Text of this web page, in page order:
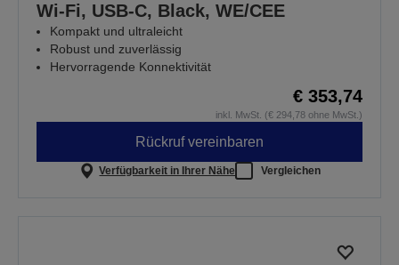
Wi-Fi, USB-C, Black, WE/CEE
Kompakt und ultraleicht
Robust und zuverlässig
Hervorragende Konnektivität
€ 353,74
inkl. MwSt. (€ 294,78 ohne MwSt.)
Rückruf vereinbaren
Verfügbarkeit in Ihrer Nähe Vergleichen